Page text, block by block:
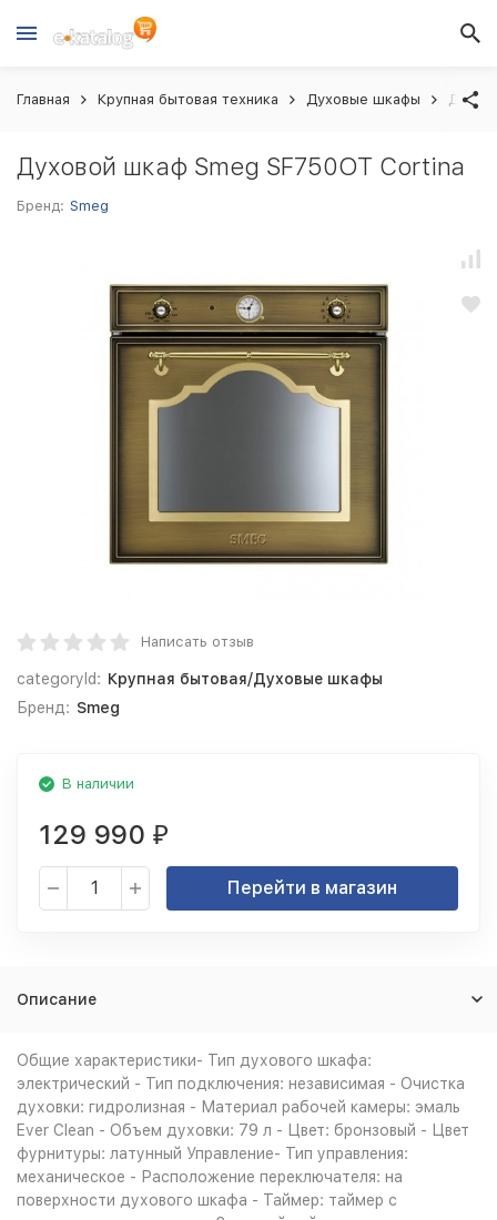
Главная Крупная бытовая техника Духовые шкафы
Духовой шкаф Smeg SF750OT Cortina
Бренд: Smeg
Написать отзыв
categoryId: Крупная бытовая/Духовые шкафы
Бренд: Smeg
В наличии
129 990 ₽
Перейти в магазин
Описание
Общие характеристики- Тип духового шкафа:
электрический - Тип подключения: независимая - Очистка
духовки: гидролизная - Материал рабочей камеры: эмаль
Ever Clean - Объем духовки: 79 л - Цвет: бронзовый - Цвет
фурнитуры: латунный Управление- Тип управления:
механическое - Расположение переключателя: на
поверхности духового шкафа - Таймер: таймер с